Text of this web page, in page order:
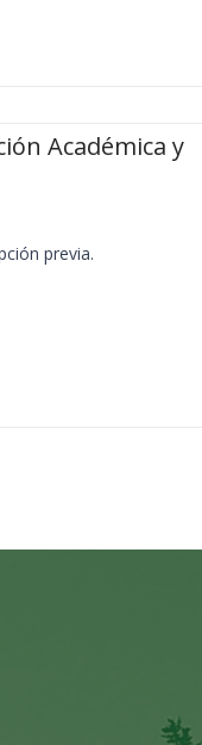
Académica y
previa.